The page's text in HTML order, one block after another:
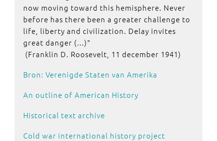
now moving toward this hemisphere. Never
before has there been a greater challenge to
life, liberty and civilization. Delay invites
great danger (...)"
(Franklin D. Roosevelt, 11 december 1941)
Bron: Verenigde Staten van Amerika
An outline of American History
Historical text archive
Cold war international history project